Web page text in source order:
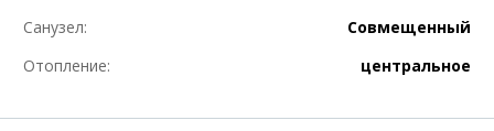
Санузел:
Совмещенный
Отопление:
центральное